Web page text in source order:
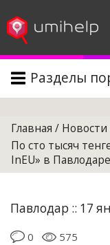
Разделы
Главная / Новости
По сто тысяч
InEU» в Павлодаре
Павлодар :: 17
0
575